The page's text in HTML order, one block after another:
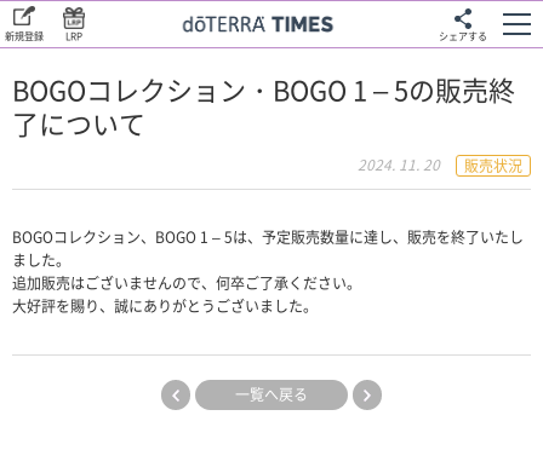
LRP
新規登録 シェアする
BOGOコレクション・BOGO 1 – 5の販売終
了について
2024. 11. 20 販売状況
BOGOコレクション、BOGO 1 – 5は、予定販売数量に達し、販売を終了いたし
ました。
追加販売はございませんので、何卒ご了承ください。
大好評を賜り、誠にありがとうございました。
一覧へ戻る